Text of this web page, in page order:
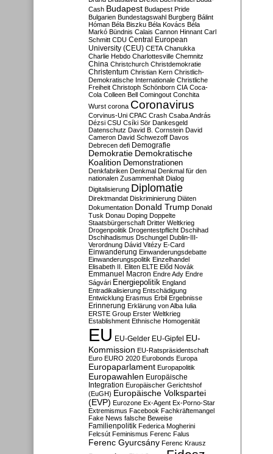
Cash Budapest Budapest Pride
Bulgarien Bundestagswahl Burgberg Bálint
Hóman Béla Biszku Béla Kovács Béla
Markó Bündnis Calais Cannon Hinnant Carl
Schmitt CDU Central European
University (CEU) CETA Chanukka
Charlie Hebdo Charlottesville Chemnitz
China Christchurch Christdemokratie
Christentum Christian Kern Christlich-
Demokratische Internationale Christliche
Freiheit Christoph Schönborn CIA Coca-
Cola Colleen Bell Comingout Conchita
Wurst corona Coronavirus
Corvinus-Uni CPAC Crash Csaba András
Dézsi CSU Csíki Sör Dankesgeld
Datenschutz David B. Cornstein David
Cameron David Schwezoff Davos
Debrecen defi Demografie
Demokratie Demokratische
Koalition Demonstrationen
Denkfabriken Denkmal Denkmal für den
nationalen Zusammenhalt Dialog
Digitalisierung Diplomatie
Direktmandat Diskriminierung Diäten
Dokumentation Donald Trump Donald
Tusk Donau Doping Doppelte
Staatsbürgerschaft Dritter Weltkrieg
Drogenpolitik Drogentestpflicht Dschihad
Dschihadismus Dschungel Dublin-III-
Verordnung Dávid Vitézy E-Card
Einwanderung Einwanderungsdebatte
Einwanderungspolitik Einzelhandel
Elisabeth II. Eliten ELTE Előd Novák
Emmanuel Macron Endre Ady Endre
Ságvári Energiepolitik England
Entradikalisierung Entschädigung
Entwicklung Erasmus Erbil Ergebnisse
Erinnerung Erklärung von Alba Iulia
ERSTE Group Erster Weltkrieg
Establishment Ethnische Homogenität
EU EU-Gelder EU-Gipfel EU-
Kommission EU-Ratspräsidentschaft
Euro EURO 2020 Eurobonds Europa
Europaparlament Europapolitik
Europawahlen Europäische
Integration Europäischer Gerichtshof
(EuGH) Europäische Volkspartei
(EVP) Eurozone Ex-Agent Ex-Porno-Star
Extremismus Facebook Fachkräftemangel
Fake News falsche Beweise
Familienpolitik Federica Mogherini
Felcsút Feminismus Ferenc Falus
Ferenc Gyurcsány Ferenc Krausz